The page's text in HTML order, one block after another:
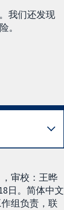
我们还发现
。
审校：王晔
日。简体中文
组负责，联